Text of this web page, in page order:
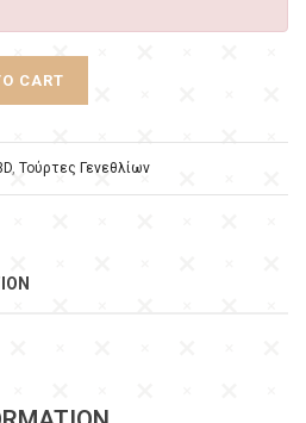
CART
, Τούρτες Γενεθλίων